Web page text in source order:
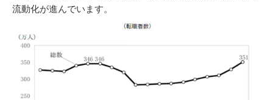
流動化が進んでいます。